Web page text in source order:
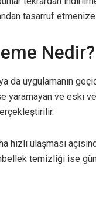
tasarruf etmenize
Nedir?
da uygulamanın
yaramayan ve eski
hızlı ulaşması
temizliği ise